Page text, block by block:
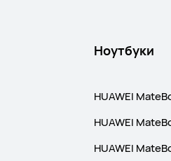
Ноутбуки
HUAWEI
HUAWEI
HUAWEI